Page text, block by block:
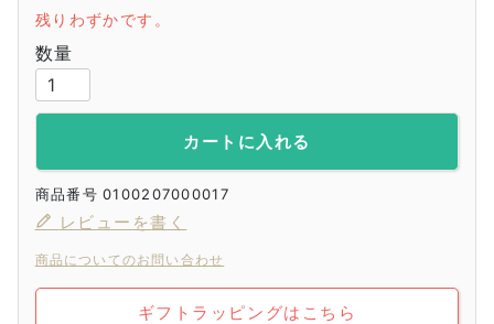
残りわずかです。
カートに入れる
商品番号 0100207000017
レビューを書く
商品についてのお問い合わせ
ギフトラッピングはこちら